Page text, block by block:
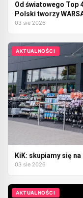
Od światowego Top
Polski tworzy
03 sie 2026
AKTUALNOŚCI
KiK: skupiamy się
03 sie 2026
AKTUALNOŚCI